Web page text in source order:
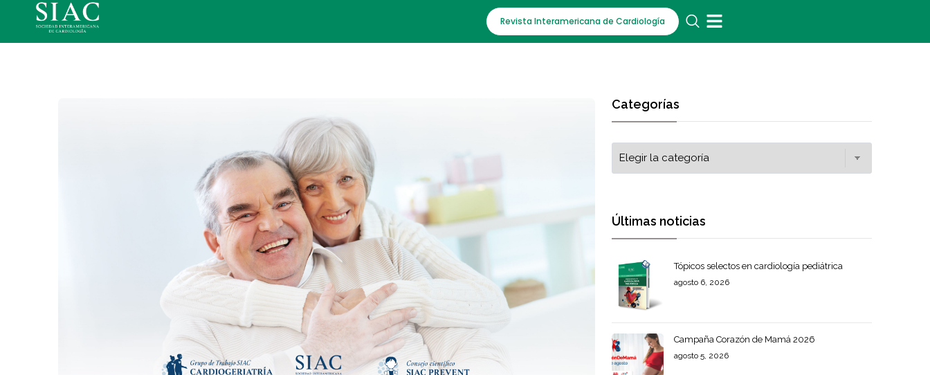
Revista Interamericana de Cardiología
Categorías
Últimas noticias
Tópicos selectos en cardiología pediátrica
agosto 6, 2026
Campaña Corazón de Mamá 2026
agosto 5, 2026